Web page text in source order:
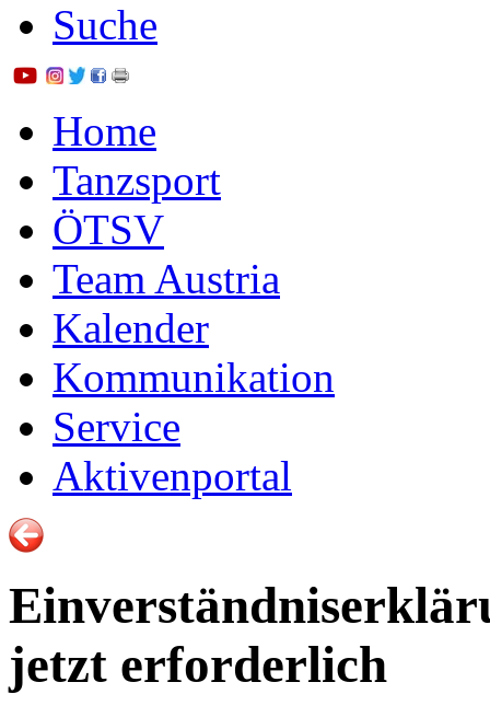
Suche
Home
Tanzsport
ÖTSV
Team Austria
Kalender
Kommunikation
Service
Aktivenportal
jetzt erforderlich